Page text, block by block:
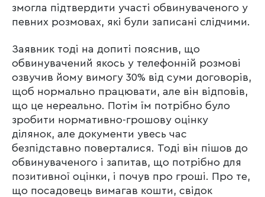
змогла підтвердити участі обвинуваченого у
певних розмовах, які були записані слідчими.
Заявник тоді на допиті пояснив, що
обвинувачений якось у телефонній розмові
озвучив йому вимогу 30% від суми договорів,
щоб нормально працювати, але він відповів,
що це нереально. Потім їм потрібно було
зробити нормативно-грошову оцінку
ділянок, але документи увесь час
безпідставно поверталися. Тоді він пішов до
обвинуваченого і запитав, що потрібно для
позитивної оцінки, і почув про гроші. Про те,
що посадовець вимагав кошти, свідок